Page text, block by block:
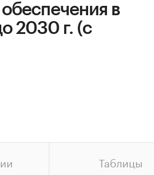
в
2030 г. (с
Таблицы